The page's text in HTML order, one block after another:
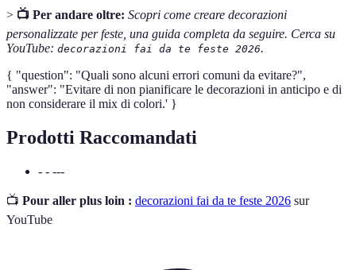
> 📺 Per andare oltre: Scopri come creare decorazioni
personalizzate per feste, una guida completa da seguire. Cerca su
YouTube: decorazioni fai da te feste 2026.
{ "question": "Quali sono alcuni errori comuni da evitare?",
"answer": "Evitare di non pianificare le decorazioni in anticipo e di
non considerare il mix di colori.' }
Prodotti Raccomandati
- - ---
📺 Pour aller plus loin : decorazioni fai da te feste 2026 sur
YouTube